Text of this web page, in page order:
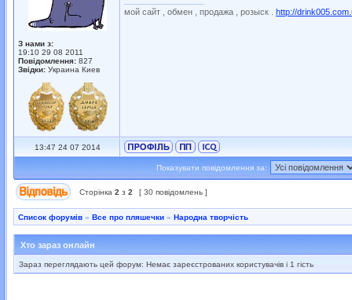
З нами з:
19:10 29 08 2011
Повідомлення: 827
Звідки: Украина Киев
мой сайт , обмен , продажа , розыск .
http://
13:47 24 07 2014
Показувати повідомлення за:
Сторінка 2 з 2 [ 30 повідомлень ]
Список форумів » Все про пляшечки » Народна творчість
Хто зараз онлайн
Зараз переглядають цей форум: Немає зареєстрованих користувачів і 1 гість